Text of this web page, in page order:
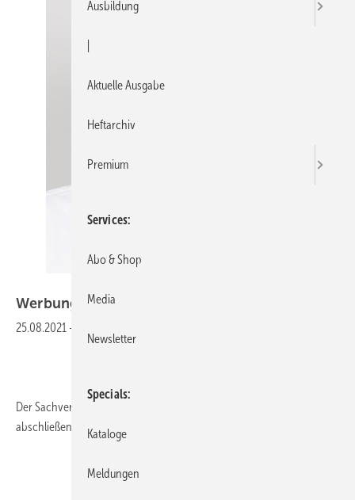
Werbung mit der
25.08.2021 -
Der Sachverhalt ist zu komplex, um ihn mittels eines Brandversuchs
abschließend beurteilen zu können.
Ausbildung
Aktuelle Ausgabe
Heftarchiv
Premium
Services
Abo & Shop
Media
Newsletter
Specials
Kataloge
Meldungen